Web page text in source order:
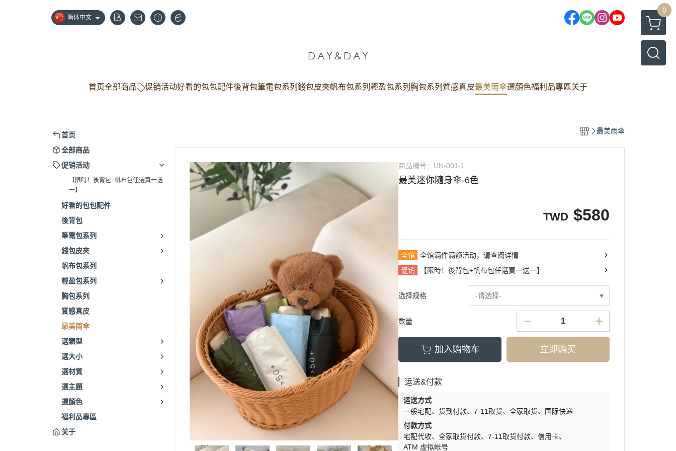
简体中文
0
首页全部商品 促销活动好看的包包配件後背包筆電包系列 錢包皮夾帆布包系列 輕盈包系列 胸包系列 質感真皮最美雨傘選顏色福利品專區关于
首页
全部商品
促销活动
【限時！後背包+帆布包任選買一送
一】
好看的包包配件
後背包
筆電包系列
錢包皮夾
帆布包系列
輕盈包系列
胸包系列
質感真皮
最美雨傘
選類型
選大小
選材質
選主題
選顏色
福利品專區
关于
最美雨傘
商品编号： UN-001-1
最美迷你隨身傘-6色
TWD $580
全馆
全馆满件满额活动，请查阅详情
促销
【限時！後背包+帆布包任選買一送一】
选择规格 -请选择-
数量
加入购物车 立即购买
运送&付款
运送方式
一般宅配
货到付款 7-11取货 全家取货
国际快递
付款方式
宅配代收
全家取货付款 7-11取货付款
信用卡
ATM 虚拟帐号